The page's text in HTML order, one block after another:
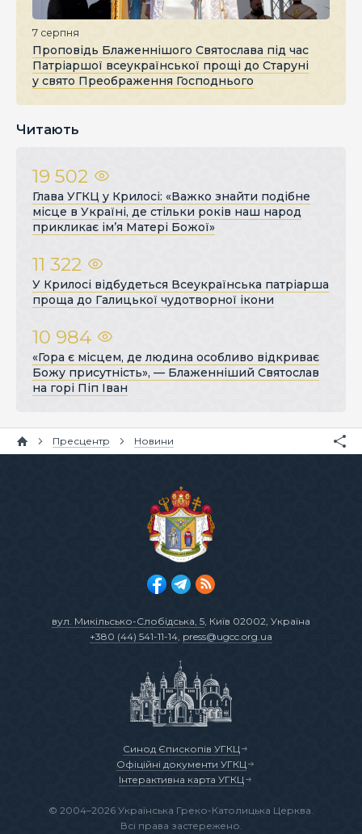
7 серпня
Проповідь Блаженнішого Святослава під час
Патріаршої всеукраїнської прощі до Старуні
у свято Преображення Господнього
Читають
19 502
Глава УГКЦ у Крилосі: «Важко знайти подібне
місце в Україні, де стільки років наш народ
прикликає ім’я Матері Божої»
11 322
У Крилосі відбудеться Всеукраїнська патріарша
проща до Галицької чудотворної ікони
10 984
«Гора є місцем, де людина особливо відкриває
Божу присутність», — Блаженніший Святослав
на горі Піп Іван
Пресцентр Новини
вул. Микільсько-Слобідська, 5, Київ 02002, Україна
+380 (44) 541-11-14, press@ugcc.org.ua
Синод Єпископів УГКЦ
Офіційні документи УГКЦ
Інтерактивна карта УГКЦ
© 2004–2026 Українська Греко-Католицька Церква.
Всі права застережено.